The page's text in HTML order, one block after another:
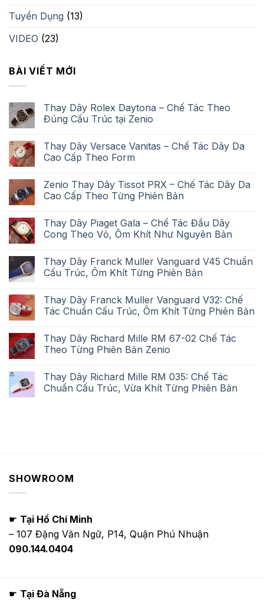
Tuyển Dụng (13)
VIDEO (23)
BÀI VIẾT MỚI
Thay Dây Rolex Daytona – Chế Tác Theo
Đúng Cấu Trúc tại Zenio
Thay Dây Versace Vanitas – Chế Tác Dây Da
Cao Cấp Theo Form
Zenio Thay Dây Tissot PRX – Chế Tác Dây Da
Cao Cấp Theo Từng Phiên Bản
Thay Dây Piaget Gala – Chế Tác Đầu Dây
Cong Theo Vỏ, Ôm Khít Như Nguyên Bản
Thay Dây Franck Muller Vanguard V45 Chuẩn
Cấu Trúc, Ôm Khít Từng Phiên Bản
Thay Dây Franck Muller Vanguard V32: Chế
Tác Chuẩn Cấu Trúc, Ôm Khít Từng Phiên Bản
Thay Dây Richard Mille RM 67-02 Chế Tác
Theo Từng Phiên Bản Zenio
Thay Dây Richard Mille RM 035: Chế Tác
Chuẩn Cấu Trúc, Vừa Khít Từng Phiên Bản
SHOWROOM
☛ Tại Hồ Chí Minh
– 107 Đặng Văn Ngữ, P14, Quận Phú Nhuận
090.144.0404
☛ Tại Đà Nẵng